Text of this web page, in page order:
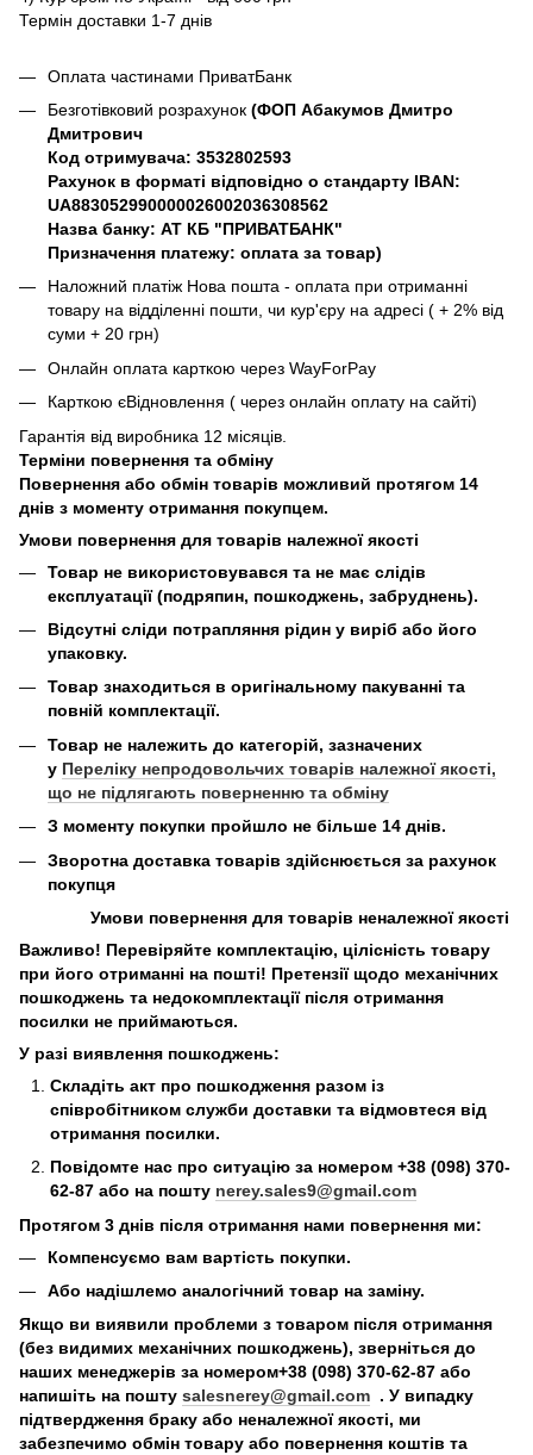
Термін доставки 1-7 днів
Оплата частинами ПриватБанк
Безготівковий розрахунок (ФОП Абакумов Дмитро
Дмитрович
Код отримувача: 3532802593
Рахунок в форматі відповідно о стандарту IBAN:
UA883052990000026002036308562
Назва банку: АТ КБ "ПРИВАТБАНК"
Призначення платежу: оплата за товар)
Наложний платіж Нова пошта - оплата при отриманні
товару на відділенні пошти, чи кур'єру на адресі ( + 2% від
суми + 20 грн)
Онлайн оплата карткою через WayForPay
Карткою єВідновлення ( через онлайн оплату на сайті)
Гарантія від виробника 12 місяців.
Терміни повернення та обміну
Повернення або обмін товарів можливий протягом 14
днів з моменту отримання покупцем.
Умови повернення для товарів належної якості
Товар не використовувався та не має слідів
експлуатації (подряпин, пошкоджень, забруднень).
Відсутні сліди потрапляння рідин у виріб або його
упаковку.
Товар знаходиться в оригінальному пакуванні та
повній комплектації.
Товар не належить до категорій, зазначених
у Переліку непродовольчих товарів належної якості,
що не підлягають поверненню та обміну
З моменту покупки пройшло не більше 14 днів.
Зворотна доставка товарів здійснюється за рахунок
покупця
Умови повернення для товарів неналежної якості
Важливо! Перевіряйте комплектацію, цілісність товару
при його отриманні на пошті! Претензії щодо механічних
пошкоджень та недокомплектації після отримання
посилки не приймаються.
У разі виявлення пошкоджень:
Складіть акт про пошкодження разом із
співробітником служби доставки та відмовтеся від
отримання посилки.
Повідомте нас про ситуацію за номером +38 (098) 370-
62-87 або на пошту nerey.sales9@gmail.com
Протягом 3 днів після отримання нами повернення ми:
Компенсуємо вам вартість покупки.
Або надішлемо аналогічний товар на заміну.
Якщо ви виявили проблеми з товаром після отримання
(без видимих механічних пошкоджень), зверніться до
наших менеджерів за номером+38 (098) 370-62-87 або
напишіть на пошту salesnerey@gmail.com . У випадку
підтвердження браку або неналежної якості, ми
забезпечимо обмін товару або повернення коштів та